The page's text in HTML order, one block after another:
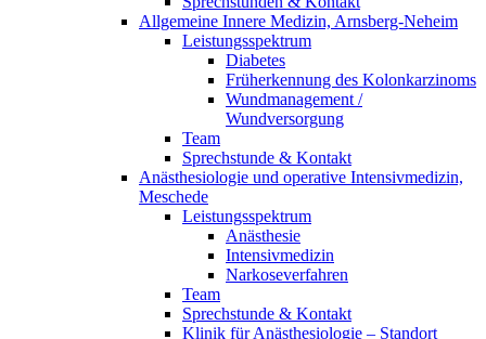
Allgemeine Innere Medizin, Arnsberg-Neheim
Leistungsspektrum
Diabetes
Früherkennung des Kolonkarzinoms
Wundmanagement /
Wundversorgung
Team
Sprechstunde & Kontakt
Anästhesiologie und operative Intensivmedizin,
Meschede
Leistungsspektrum
Anästhesie
Intensivmedizin
Narkoseverfahren
Team
Sprechstunde & Kontakt
Klinik für Anästhesiologie – Standort